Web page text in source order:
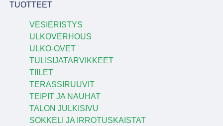
TUOTTEET
VESIERISTYS
ULKOVERHOUS
ULKO-OVET
TULISIJATARVIKKEET
TIILET
TERASSIRUUVIT
TEIPIT JA NAUHAT
TALON JULKISIVU
SOKKELI JA IRROTUSKAISTAT